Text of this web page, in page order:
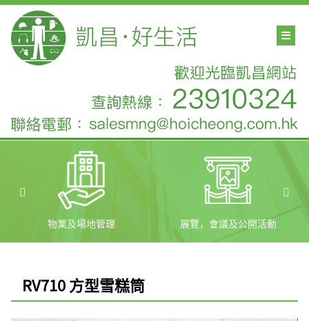
物業及場地管理 展覽，會議及公開活動
RV710 方型雪糕筒